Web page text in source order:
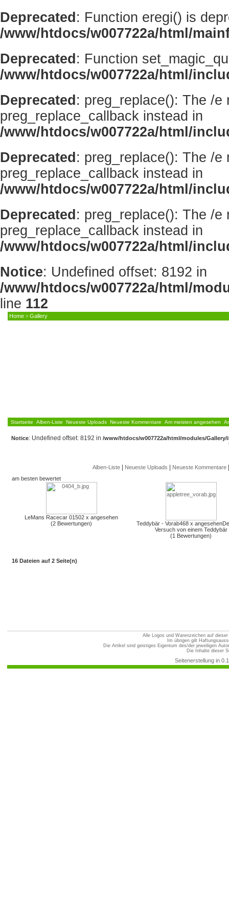
Deprecated : Function eregi() is
/www/htdocs/w007722a/html/
Deprecated : Function
/www/htdocs/w007722a/html/
Deprecated : preg_replace(): The /
preg_replace_callback instead in
/www/htdocs/w007722a/html/
Deprecated : preg_replace(): The /
preg_replace_callback instead in
/www/htdocs/w007722a/html/
Deprecated : preg_replace(): The /
preg_replace_callback instead in
/www/htdocs/w007722a/html/
Notice: Undefined offset: 8192 in
/www/htdocs/w007722a/html/
line 112
Home > Gallery
Startseite Alben-Liste Neueste Uploads Neueste Kommentare Am meisten angesehen
Notice: Undefined offset: 8192 in /www/htdocs/w007722a/html/modules/
Alben-Liste Neueste Uploads Neueste Kommentare
am besten bewertet
LeMans Racecar 01502 x angesehen
(2 Bewertungen)
Teddybär - Vorab468 x angesehen
Versuch von einem Teddybär
(1 Bewertungen)
16 Dateien auf 2 Seite(n)
Alle Logos und Warenzeichen auf
Im übrigen gilt
Die Artikel sind geistiges Eigentum des/der jeweiligen
Die Inhalte dieser
Seitenerstellung in